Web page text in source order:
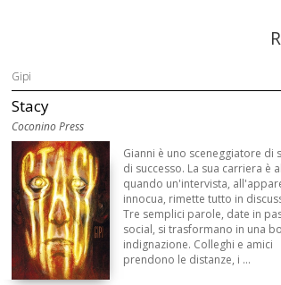
Gipi
Stacy
Coconino Press
Gianni è uno sceneggiatore di
di successo. La sua carriera è
quando un'intervista,
innocua, rimette tutto in
Tre semplici parole, date in
social, si trasformano in una
indignazione. Colleghi e amici
prendono le distanze, i ...